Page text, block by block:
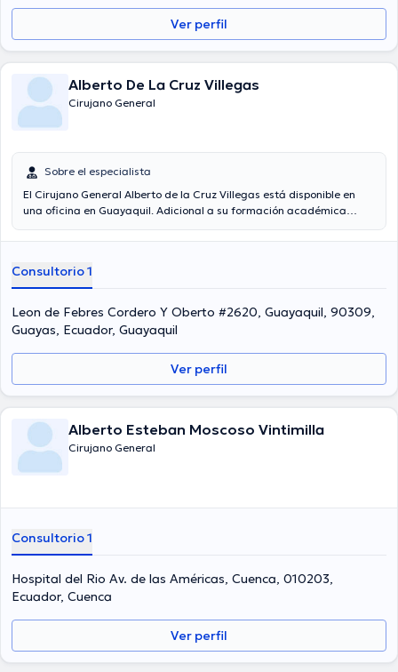
Ver perfil
Alberto De La Cruz Villegas
Cirujano General
Sobre el especialista
El Cirujano General Alberto de la Cruz Villegas está disponible en
una oficina en Guayaquil. Adicional a su formación académica
especialidad. El Dr. tiene varios años de experiencia laboral en su
miembro de diversas asociaciones médicas. Alberto de la Cruz
Villegas ha compartido en incontables conferencias con la finalidad
de tener una formación continua en su campo de especialización y
ha publicado diferentes comunicados.
Consultorio 1
Leon de Febres Cordero Y Oberto #2620, Guayaquil, 90309,
Guayas, Ecuador, Guayaquil
Ver perfil
Alberto Esteban Moscoso Vintimilla
Cirujano General
Consultorio 1
Hospital del Rio Av. de las Américas, Cuenca, 010203,
Ecuador, Cuenca
Ver perfil